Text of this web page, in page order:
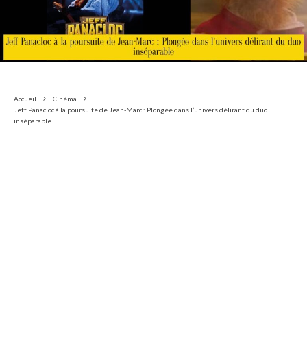
Accueil
Cinéma
Jeff Panacloc à la poursuite de Jean-Marc : Plongée dans l’univers délirant du duo
inséparable